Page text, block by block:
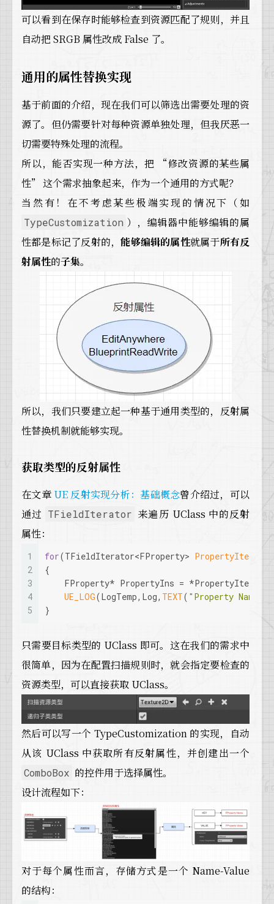
可以看到在保存时能够检查到资源匹配了规则，并且
自动把 SRGB 属性改成 False 了。
通用的属性替换实现
基于前面的介绍，现在我们可以筛选出需要处理的资
源了。但仍需要针对每种资源单独处理，但我厌恶一
切需要特殊处理的流程。
所以，能否实现一种方法，把 “修改资源的某些属
性” 这个需求抽象起来，作为一个通用的方式呢？
当然有！在不考虑某些极端实现的情况下（如
TypeCustomization ），编辑器中能够编辑的属
性都是标记了反射的，能够编辑的属性就属于所有反
射属性的子集。
所以，我们只要建立起一种基于通用类型的，反射属
性替换机制就能够实现。
获取类型的反射属性
在文章 UE 反射实现分析：基础概念曾介绍过，可以
通过 TFieldIterator 来遍历 UClass 中的反射
属性：
1
2
3
4
5
for(TFieldIterator<FProperty> PropertyIter
{
    FProperty* PropertyIns = *PropertyIter;
UE_LOG(LogTemp,Log, TEXT( "Property Name:
}
只需要目标类型的 UClass 即可。这在我们的需求中
很简单，因为在配置扫描规则时，就会指定要检查的
资源类型，可以直接获取 UClass。
然后可以写一个 TypeCustomization 的实现，自动
从该 UClass 中获取所有反射属性，并创建出一个
ComboBox 的控件用于选择属性。
设计流程如下：
对于每个属性而言，存储方式是一个 Name-Value
的结构：